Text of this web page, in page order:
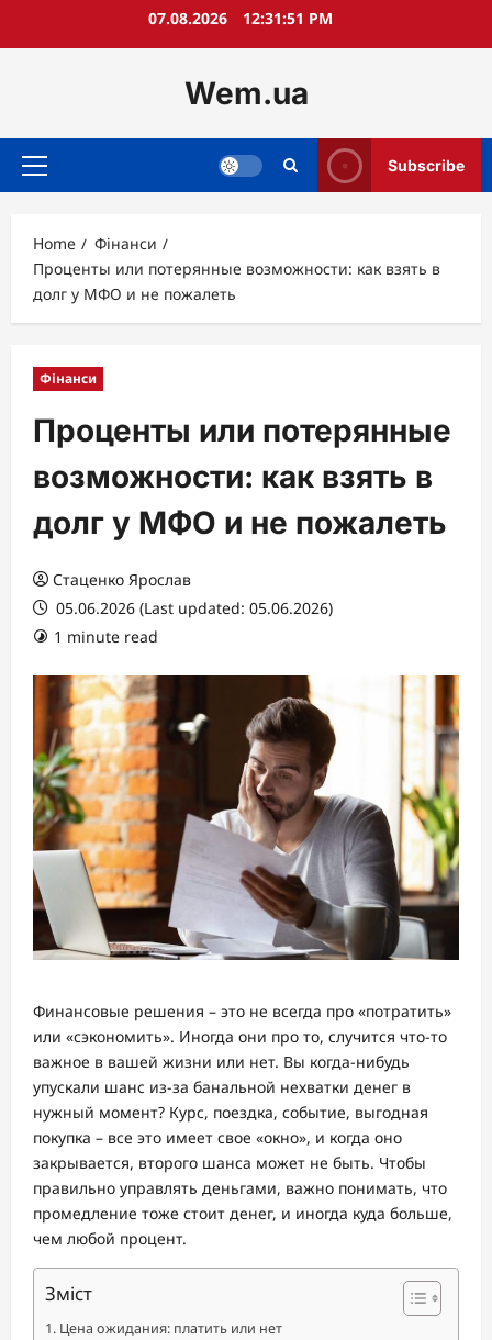
07.08.2026 12:31:52 PM
Wem.ua
Primary
Subscribe
Home
Фінанси
Проценты или потерянные возможности: как взять в
долг у МФО и не пожалеть
Фінанси
Проценты или потерянные
возможности: как взять в
долг у МФО и не пожалеть
Стаценко Ярослав
05.06.2026 (Last updated: 05.06.2026)
1 minute read
Финансовые решения – это не всегда про «потратить»
или «сэкономить». Иногда они про то, случится что-то
важное в вашей жизни или нет. Вы когда-нибудь
упускали шанс из-за банальной нехватки денег в
нужный момент? Курс, поездка, событие, выгодная
покупка – все это имеет свое «окно», и когда оно
закрывается, второго шанса может не быть. Чтобы
правильно управлять деньгами, важно понимать, что
промедление тоже стоит денег, и иногда куда больше,
чем любой процент.
Зміст
Цена ожидания: платить или нет